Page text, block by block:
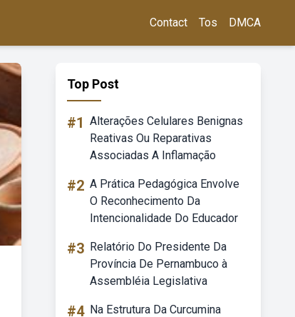
Contact Tos DMCA
Top Post
#1 Alterações Celulares Benignas
Reativas Ou Reparativas
Associadas A Inflamação
#2 A Prática Pedagógica Envolve
O Reconhecimento Da
Intencionalidade Do Educador
#3 Relatório Do Presidente Da
Província De Pernambuco à
Assembléia Legislativa
#4 Na Estrutura Da Curcumina